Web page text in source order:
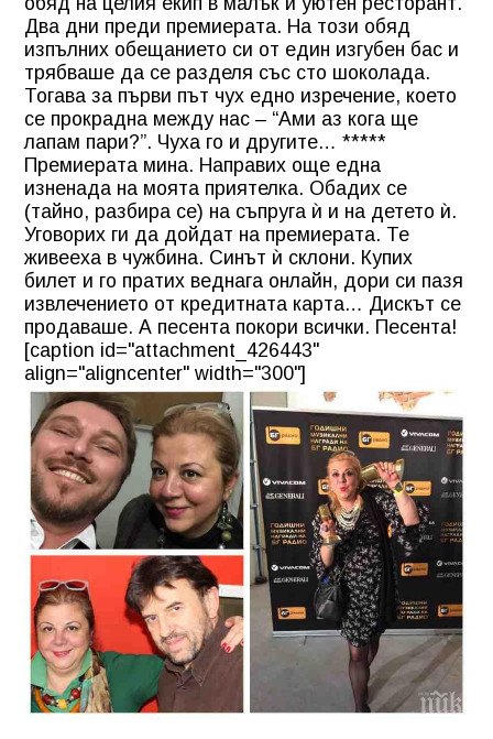
Два дни преди премиерата. На този обяд
изпълних обещанието си от един изгубен бас и
трябваше да се разделя със сто шоколада.
Тогава за първи път чух едно изречение, което
се прокрадна между нас – “Ами аз кога ще
лапам пари?”. Чуха го и другите… *****
Премиерата мина. Направих още една
изненада на моята приятелка. Обадих се
(тайно, разбира се) на съпруга ѝ и на детето ѝ.
Уговорих ги да дойдат на премиерата. Те
живееха в чужбина. Синът ѝ склони. Купих
билет и го пратих веднага онлайн, дори си пазя
извлечението от кредитната карта… Дискът се
продаваше. А песента покори всички. Песента!
[caption id="attachment_426443"
align="aligncenter" width="300"]